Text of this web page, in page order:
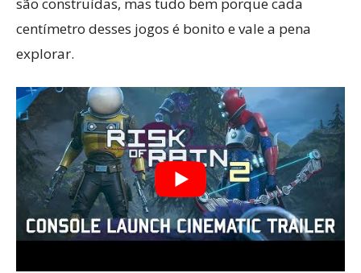
centímetro desses jogos é bonito e vale a pena
explorar.